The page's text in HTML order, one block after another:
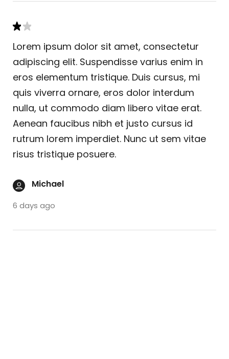
Lorem ipsum dolor sit amet, consectetur
adipiscing elit. Suspendisse varius enim in
eros elementum tristique. Duis cursus, mi
quis viverra ornare, eros dolor interdum
nulla, ut commodo diam libero vitae erat.
Aenean faucibus nibh et justo cursus id
rutrum lorem imperdiet. Nunc ut sem vitae
risus tristique posuere.
Michael
6 days ago